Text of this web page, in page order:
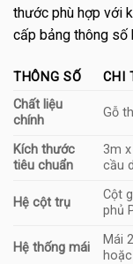
thước phù hợp với
cấp bảng thông số
THÔNG SỐ
CHI
Chất liệu
chính
Gỗ
Kích thước
tiêu chuẩn
3m
cầu
Hệ cột trụ
Cột
phủ
Hệ thống mái
Mái